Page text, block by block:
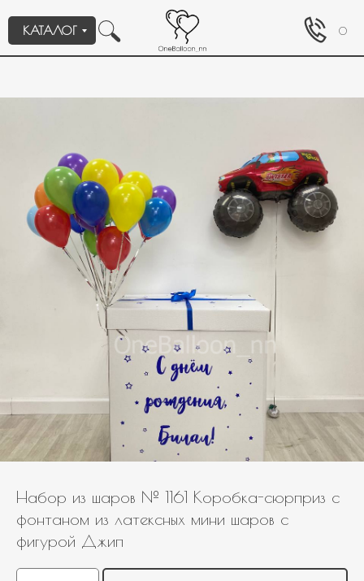
0
КАТАЛОГ
Набор из шаров № 1161 Коробка-сюрприз с
фонтаном из латексных мини шаров с
фигурой Джип